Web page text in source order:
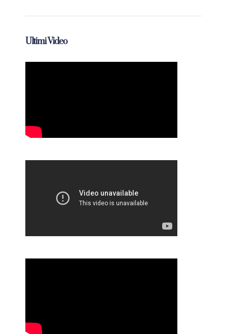
Ultimi Video